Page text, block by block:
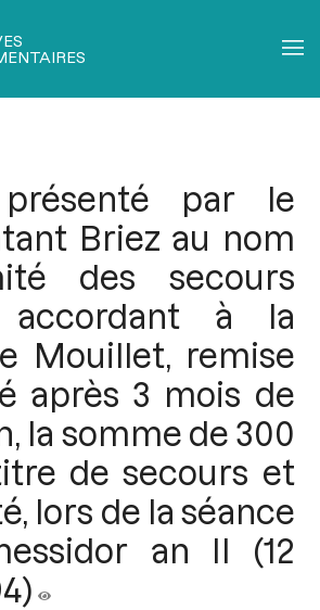
présenté par le
Briez au nom
des secours
accordant à la
Mouillet, remise
après 3 mois de
la somme de 300
de secours et
lors de la séance
an II (12